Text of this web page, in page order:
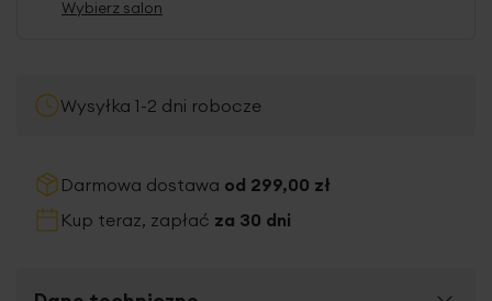
Wybierz salon
Wysyłka 1-2 dni robocze
Darmowa dostawa od 299,00 zł
Kup teraz, zapłać za 30 dni